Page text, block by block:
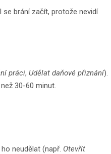
se brání začít, protože nevidí
práci, Udělat daňové přiznání).
30-60 minut.
neudělat (např. Otevřít